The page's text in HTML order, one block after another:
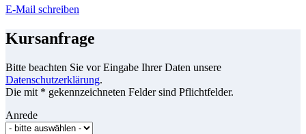
E-Mail schreiben
Kursanfrage
Bitte beachten Sie vor Eingabe Ihrer Daten unsere
Datenschutzerklärung.
Die mit * gekennzeichneten Felder sind Pflichtfelder.
Anrede